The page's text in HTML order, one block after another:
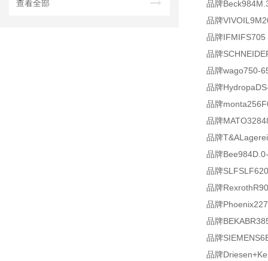
查看全部
品牌
品牌
品牌IFMIFS705
品牌
品牌wago750-
品牌
品牌
品牌
品牌
品牌
品牌
品牌
品牌
品牌
品牌
品牌